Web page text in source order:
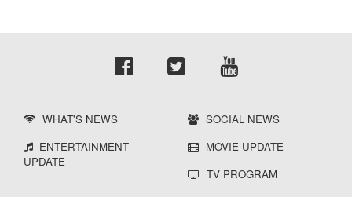
WHAT'S NEWS
SOCIAL NEWS
ENTERTAINMENT
UPDATE
MOVIE UPDATE
TV PROGRAM